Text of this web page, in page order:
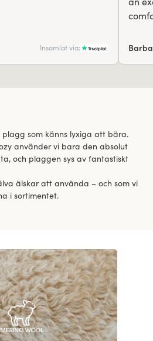
Insamlat via:
plagg som känns lyxiga att bära.
använder vi bara den absolut
och plaggen sys av fantastiskt
älskar att använda – och som vi
i sortimentet.